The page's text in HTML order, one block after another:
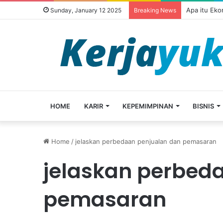
Sunday, January 12 2025 Breaking News Apa itu
HOME KARIR KEPEMIMPINAN BISNIS
Home / jelaskan perbedaan penjualan dan pemasaran
jelaskan
pemasaran